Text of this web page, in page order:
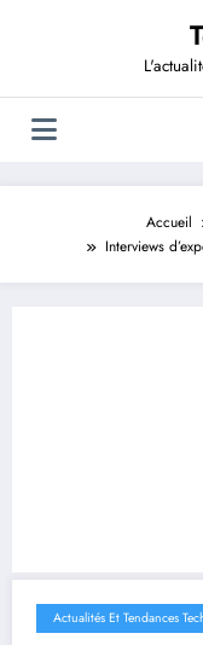
Accueil
Interviews
Actualités Et Tendances